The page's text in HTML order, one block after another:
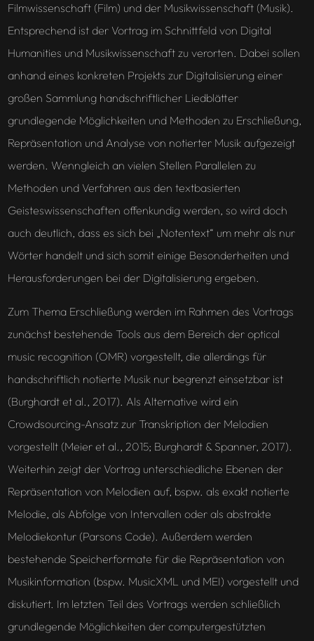
Filmwissenschaft (Film) und der Musikwissenschaft (Musik).
Entsprechend ist der Vortrag im Schnittfeld von Digital
Humanities und Musikwissenschaft zu verorten. Dabei sollen
anhand eines konkreten Projekts zur Digitalisierung einer
großen Sammlung handschriftlicher Liedblätter
grundlegende Möglichkeiten und Methoden zu Erschließung,
Repräsentation und Analyse von notierter Musik aufgezeigt
werden. Wenngleich an vielen Stellen Parallelen zu
Methoden und Verfahren aus den textbasierten
Geisteswissenschaften offenkundig werden, so wird doch
auch deutlich, dass es sich bei „Notentext“ um mehr als nur
Wörter handelt und sich somit einige Besonderheiten und
Herausforderungen bei der Digitalisierung ergeben.
Zum Thema Erschließung werden im Rahmen des Vortrags
zunächst bestehende Tools aus dem Bereich der optical
music recognition (OMR) vorgestellt, die allerdings für
handschriftlich notierte Musik nur begrenzt einsetzbar ist
(Burghardt et al., 2017). Als Alternative wird ein
Crowdsourcing-Ansatz zur Transkription der Melodien
vorgestellt (Meier et al., 2015; Burghardt & Spanner, 2017).
Weiterhin zeigt der Vortrag unterschiedliche Ebenen der
Repräsentation von Melodien auf, bspw. als exakt notierte
Melodie, als Abfolge von Intervallen oder als abstrakte
Melodiekontur (Parsons Code). Außerdem werden
bestehende Speicherformate für die Repräsentation von
Musikinformation (bspw. MusicXML und MEI) vorgestellt und
diskutiert. Im letzten Teil des Vortrags werden schließlich
grundlegende Möglichkeiten der computergestützten